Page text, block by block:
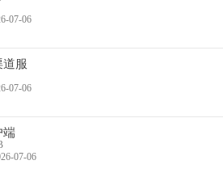
体恢复
能，其【净化术】是唯一的解毒技能。
，领悟了【十字连击】后在战斗中亦能打出
07-06
服
07-06
07-06